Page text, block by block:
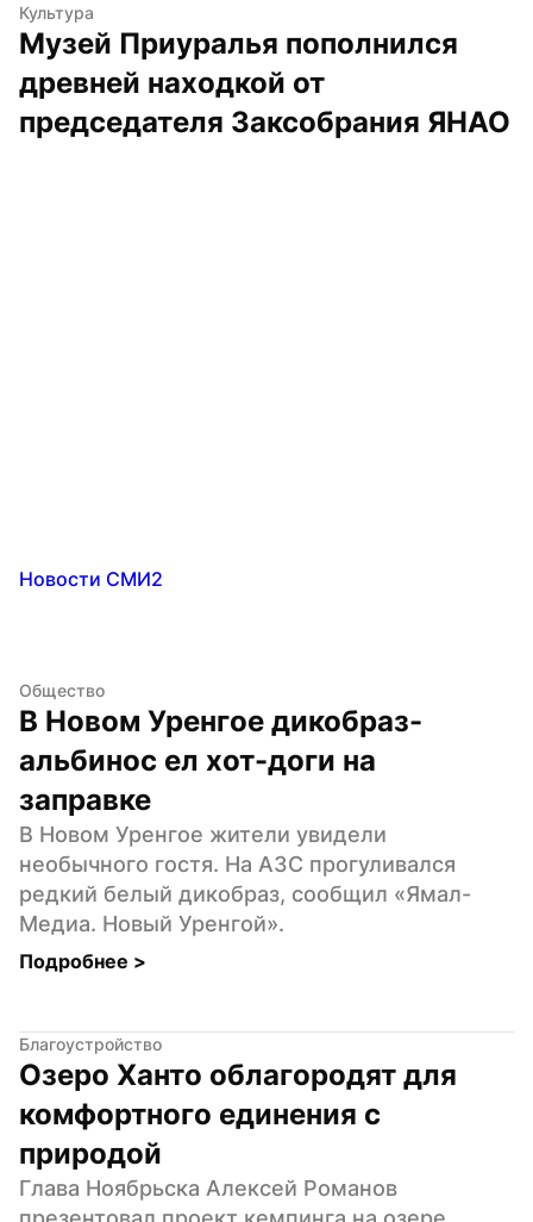
Культура
Музей Приуралья пополнился
древней находкой от
председателя Заксобрания ЯНАО
Новости СМИ2
Общество
В Новом Уренгое дикобраз-
альбинос ел хот-доги на
заправке
В Новом Уренгое жители увидели
необычного гостя. На АЗС прогуливался
редкий белый дикобраз, сообщил «Ямал-
Медиа. Новый Уренгой».
Подробнее >
Благоустройство
Озеро Ханто облагородят для
комфортного единения с
природой
Глава Ноябрьска Алексей Романов